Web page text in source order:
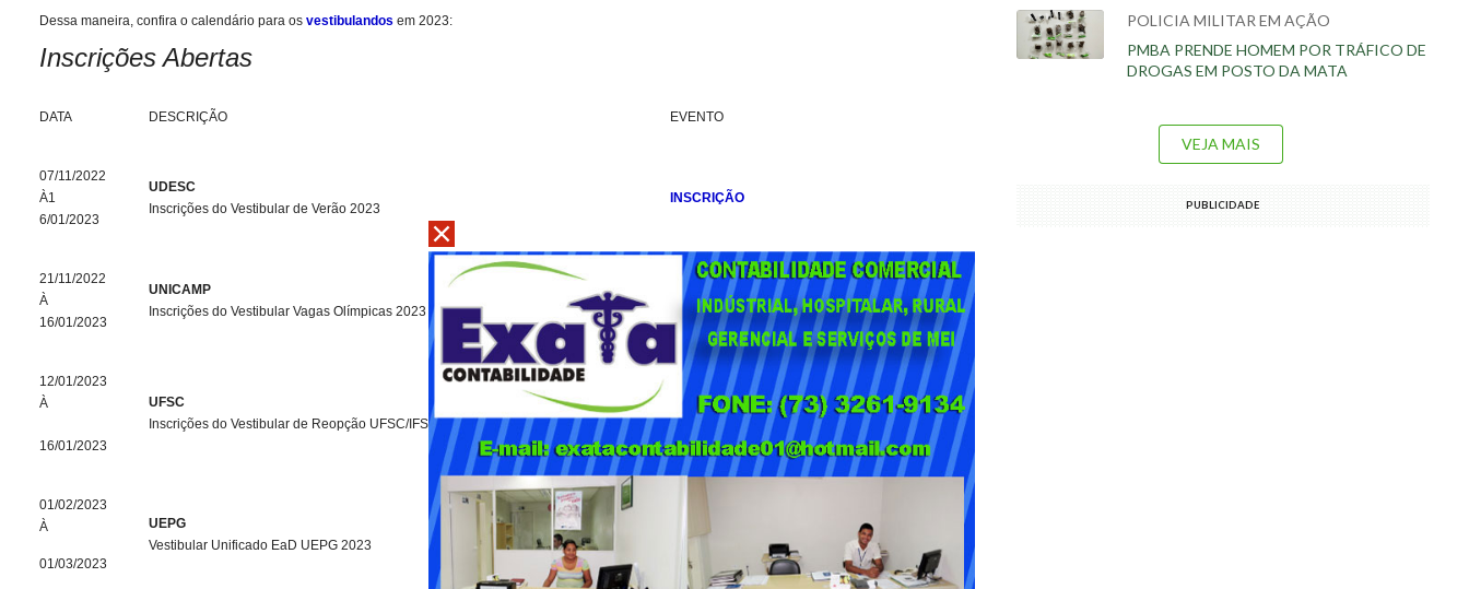
Dessa maneira, confira o calendário para os vestibulandos em 2023:
Inscrições Abertas
DATA DESCRIÇÃO EVENTO
07/11/2022
À1
6/01/2023
UDESC
Inscrições do Vestibular de Verão 2023
INSCRIÇÃO
21/11/2022
À
16/01/2023
UNICAMP
Inscrições do Vestibular Vagas Olímpicas 2023
INSCRIÇÃO
12/01/2023
À
16/01/2023
UFSC
Inscrições do Vestibular de Reopção UFSC/IFSC
INSCRIÇÃO
01/02/2023
À
01/03/2023
UEPG
Vestibular Unificado EaD UEPG 2023
INSCRIÇÃO
POLICIA MILITAR EM AÇÃO
PMBA PRENDE HOMEM POR TRÁFICO DE
DROGAS EM POSTO DA MATA
VEJA MAIS
PUBLICIDADE